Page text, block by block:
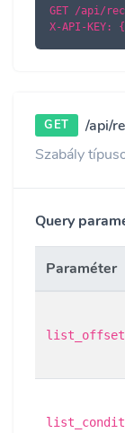
GET /api/
X-API-KEY:
GET
/api/
Szabály
Query
Paraméter
list_offset